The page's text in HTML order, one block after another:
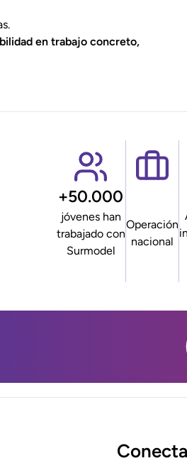
en trabajo concreto,
+50.000
jóvenes han
trabajado con
Surmodel
Operación
nacional